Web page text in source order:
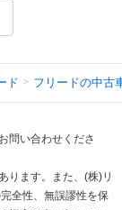
ド フリードの中古
問い合わせくださ
ります。また、(株)リ
全性、無誤謬性を保